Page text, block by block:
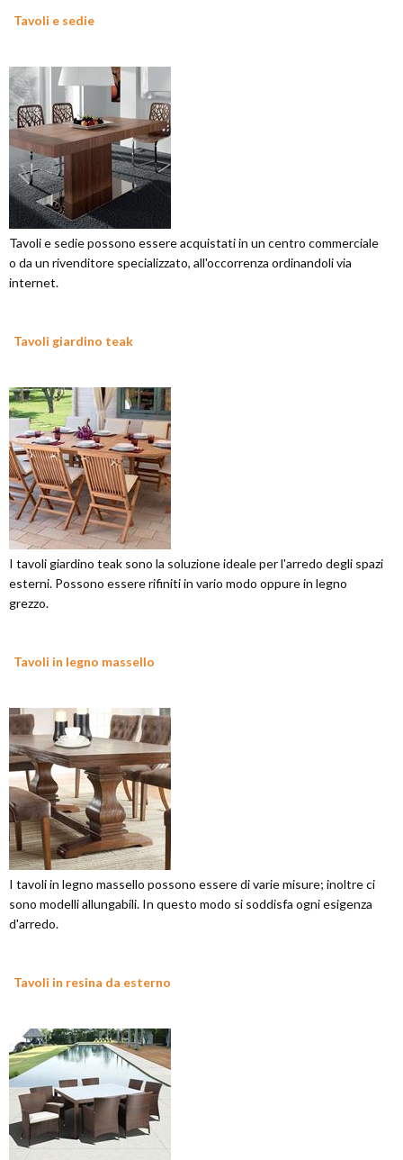
Tavoli e sedie
Tavoli e sedie possono essere acquistati in un centro commerciale
o da un rivenditore specializzato, all'occorrenza ordinandoli via
internet.
Tavoli giardino teak
I tavoli giardino teak sono la soluzione ideale per l'arredo degli spazi
esterni. Possono essere rifiniti in vario modo oppure in legno
grezzo.
Tavoli in legno massello
I tavoli in legno massello possono essere di varie misure; inoltre ci
sono modelli allungabili. In questo modo si soddisfa ogni esigenza
d'arredo.
Tavoli in resina da esterno